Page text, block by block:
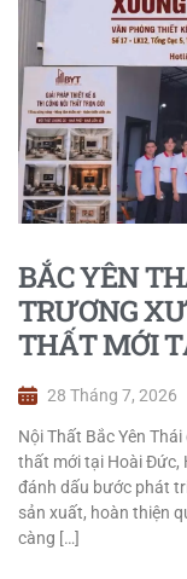
BẮC YÊN
TRƯƠNG
THẤT MỚI
28 Tháng 7, 2026
Nội Thất Bắc Yên
thất mới tại Hoài Đức,
đánh dấu bước phát
sản xuất, hoàn thiện
càng […]